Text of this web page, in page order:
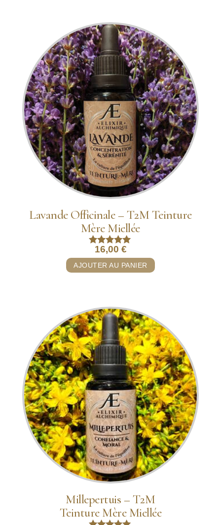
Lavande Officinale – T2M Teinture
Mère Miellée
Note
5.00
sur 5
16,00 €
AJOUTER AU PANIER
Millepertuis – T2M
Teinture Mère Miellée